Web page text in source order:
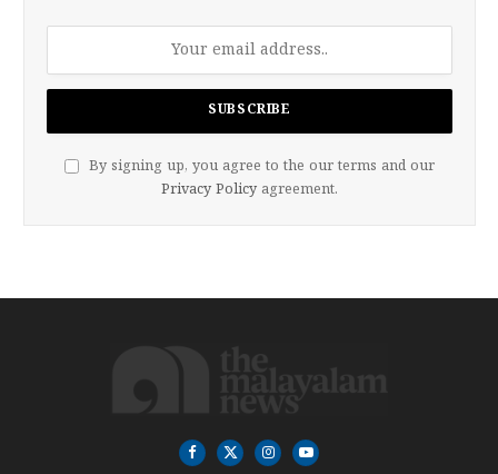
By signing up, you agree to the our terms and our
Privacy Policy agreement.
Facebook
X
InstagramYouTube